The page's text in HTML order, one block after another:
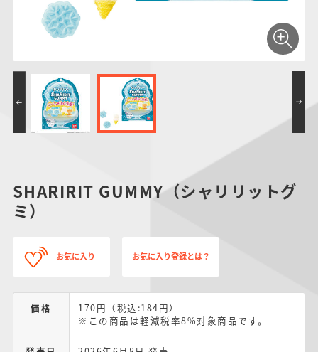
PROJECT R.E.D.・
スーパー戦隊シリー
ズ
ポケットモンスター
つりグミ SMPシリーズ
SHARIRIT GUMMY（シャリリットグ
ミ）
お気に入り お気に入り登録とは？
価格
170円（税込:184円）
※この商品は軽減税率8%対象商品です。